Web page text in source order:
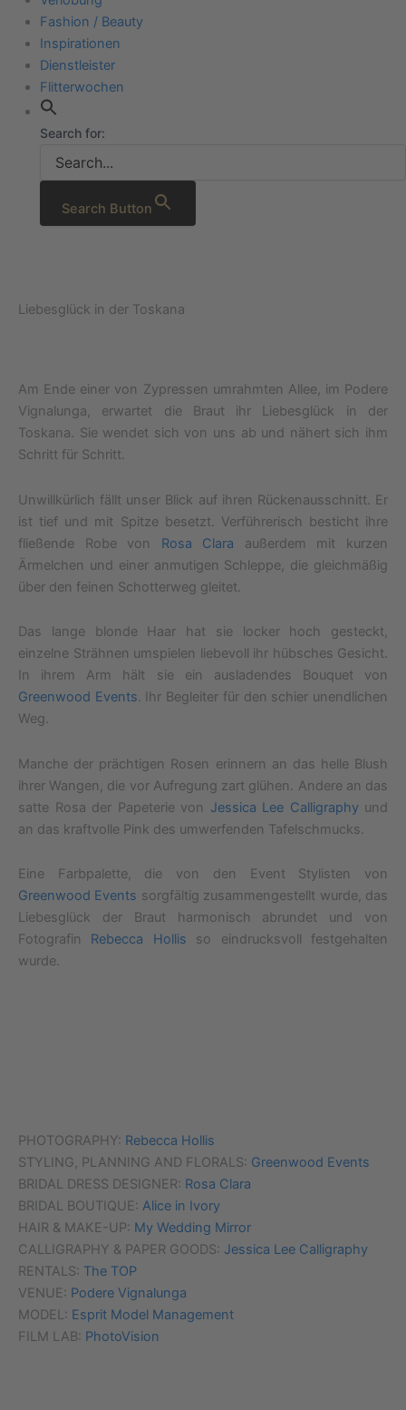
Fashion / Beauty
Inspirationen
Dienstleister
Flitterwochen
Search for:
Search Button
Liebesglück in der Toskana
Am Ende einer von Zypressen umrahmten Allee, im Podere
Vignalunga, erwartet die Braut ihr Liebesglück in der
Toskana. Sie wendet sich von uns ab und nähert sich ihm
Schritt für Schritt.
Unwillkürlich fällt unser Blick auf ihren Rückenausschnitt. Er
ist tief und mit Spitze besetzt. Verführerisch besticht ihre
fließende Robe von Rosa Clara außerdem mit kurzen
Ärmelchen und einer anmutigen Schleppe, die gleichmäßig
über den feinen Schotterweg gleitet.
Das lange blonde Haar hat sie locker hoch gesteckt,
einzelne Strähnen umspielen liebevoll ihr hübsches Gesicht.
In ihrem Arm hält sie ein ausladendes Bouquet von
Greenwood Events. Ihr Begleiter für den schier unendlichen
Weg.
Manche der prächtigen Rosen erinnern an das helle Blush
ihrer Wangen, die vor Aufregung zart glühen. Andere an das
satte Rosa der Papeterie von Jessica Lee Calligraphyund
an das kraftvolle Pink des umwerfenden Tafelschmucks.
Eine Farbpalette, die von den Event Stylisten von
Greenwood Events sorgfältig zusammengestellt wurde, das
Liebesglück der Braut harmonisch abrundet und von
Fotografin Rebecca Hollis so eindrucksvoll festgehalten
wurde.
PHOTOGRAPHY: Rebecca Hollis
STYLING, PLANNING AND FLORALS: Greenwood Events
BRIDAL DRESS DESIGNER: Rosa Clara
BRIDAL BOUTIQUE: Alice in Ivory
HAIR & MAKE-UP: My Wedding Mirror
CALLIGRAPHY & PAPER GOODS: Jessica Lee Calligraphy
RENTALS: The TOP
VENUE: Podere Vignalunga
MODEL: Esprit Model Management
FILM LAB: PhotoVision